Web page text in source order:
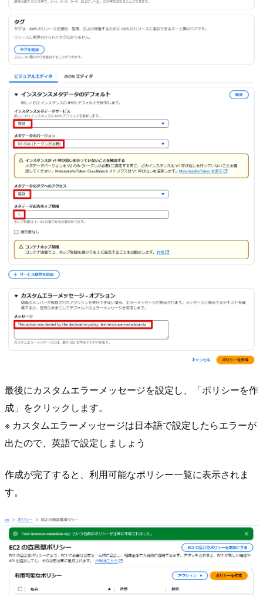
最後にカスタムエラーメッセージを設定し、「ポリシーを作
成」をクリックします。
※ カスタムエラーメッセージは日本語で設定したらエラーが
出たので、英語で設定しましょう
作成が完了すると、利用可能なポリシー一覧に表示されま
す。